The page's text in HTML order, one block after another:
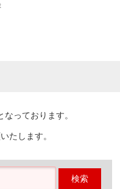
っております。
たします。
検索